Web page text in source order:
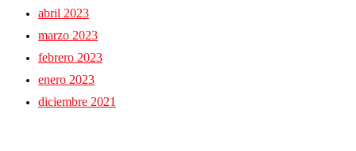
abril 2023
marzo 2023
febrero 2023
enero 2023
diciembre 2021